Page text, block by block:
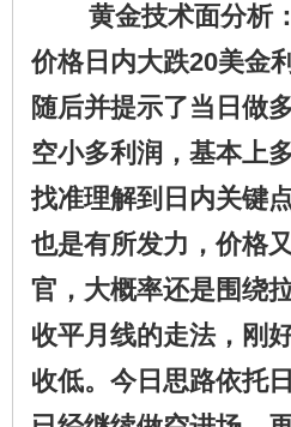
黄金技术面分析
价格日内大跌20美金
随后并提示了当日做
空小多利润，基本上
找准理解到日内关键
也是有所发力，价格
官，大概率还是围绕
收平月线的走法，刚
收低。今日思路依托